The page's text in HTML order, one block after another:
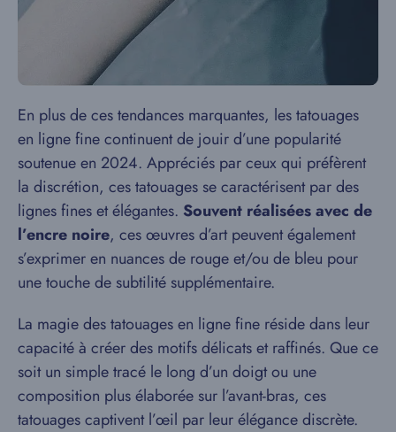
En plus de ces tendances marquantes, les tatouages
en ligne fine continuent de jouir d’une popularité
soutenue en 2024. Appréciés par ceux qui préfèrent
la discrétion, ces tatouages se caractérisent par des
lignes fines et élégantes. Souvent réalisées avec de
l’encre noire, ces œuvres d’art peuvent également
s’exprimer en nuances de rouge et/ou de bleu pour
une touche de subtilité supplémentaire.
La magie des tatouages en ligne fine réside dans leur
capacité à créer des motifs délicats et raffinés. Que ce
soit un simple tracé le long d’un doigt ou une
composition plus élaborée sur l’avant-bras, ces
tatouages captivent l’œil par leur élégance discrète.